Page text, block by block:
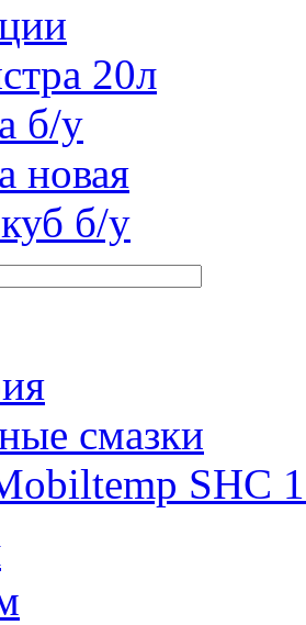
20л
б/у
новая
б/у
смазки
SHC